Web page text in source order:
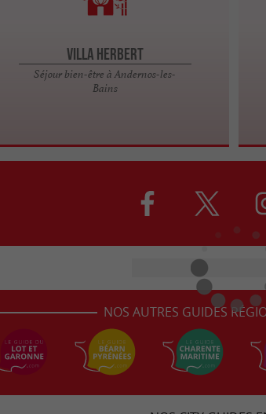
Villa Herbert
Séjour bien-être à Andernos-les-
Bains
NOS AUTRES GUIDES